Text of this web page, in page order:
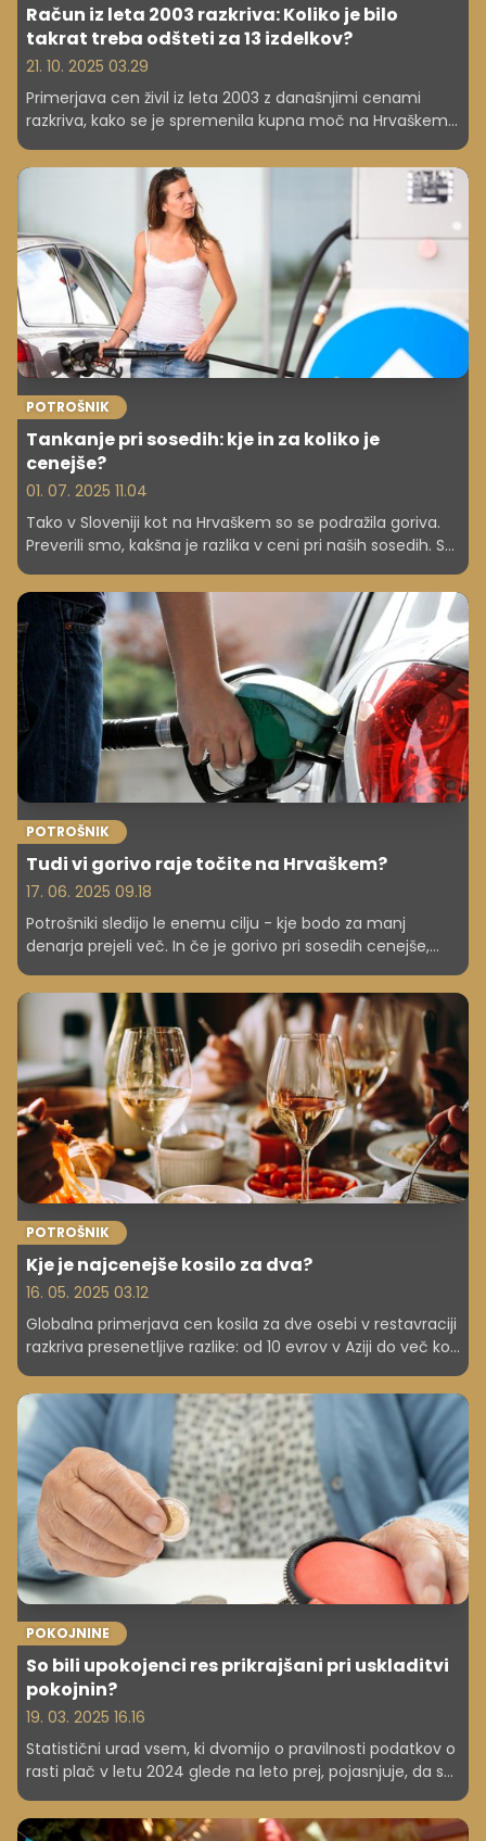
Račun iz leta 2003 razkriva: Koliko je bilo
takrat treba odšteti za 13 izdelkov?
21. 10. 2025 03.29
Primerjava cen živil iz leta 2003 z današnjimi cenami
razkriva, kako se je spremenila kupna moč na Hrvaškem.
vpliva na naš vsakdan. Ja, hrvaški primer se lahko tudi
uporabi za razumevanje slovenskih razmer.
POTROŠNIK
Tankanje pri sosedih: kje in za koliko je
cenejše?
01. 07. 2025 11.04
Tako v Sloveniji kot na Hrvaškem so se podražila goriva.
Preverili smo, kakšna je razlika v ceni pri naših sosedih. Se
POTROŠNIK
Tudi vi gorivo raje točite na Hrvaškem?
17. 06. 2025 09.18
Potrošniki sledijo le enemu cilju - kje bodo za manj
denarja prejeli več. In če je gorivo pri sosedih cenejše,
bodo točili pri njih. A zakaj je temu tako?
POTROŠNIK
Kje je najcenejše kosilo za dva?
16. 05. 2025 03.12
Globalna primerjava cen kosila za dve osebi v restavraciji
razkriva presenetljive razlike: od 10 evrov v Aziji do več kot
120 evrov v Evropi.
POKOJNINE
So bili upokojenci res prikrajšani pri uskladitvi
pokojnin?
19. 03. 2025 16.16
Statistični urad vsem, ki dvomijo o pravilnosti podatkov o
rasti plač v letu 2024 glede na leto prej, pojasnjuje, da so
lani prešli na uporabo novega administrativnega
podatkovnega vira. Zveza društev upokojencev namreč